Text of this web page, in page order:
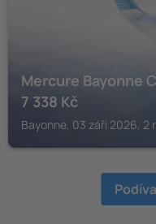
Mercure Bayonne
7 338 Kč
Bayonne, 03 září 2026, 2